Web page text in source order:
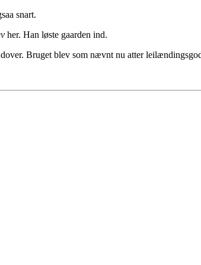
snart.
her. Han løste gaarden ind.
Bruget blev som nævnt nu atter